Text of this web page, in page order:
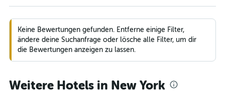
Keine Bewertungen gefunden. Entferne einige Filter,
ändere deine Suchanfrage oder lösche alle Filter, um dir
die Bewertungen anzeigen zu lassen.
Weitere Hotels in New York